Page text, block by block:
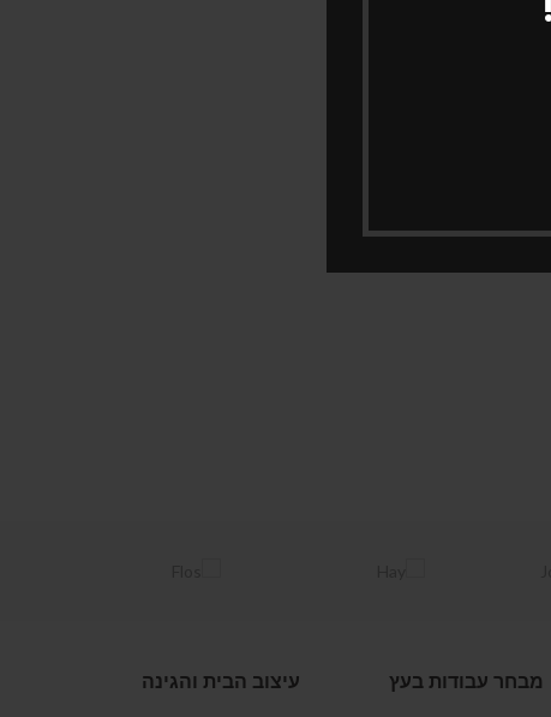
מבחר עבודות בעץ עיצוב הבית והגינה